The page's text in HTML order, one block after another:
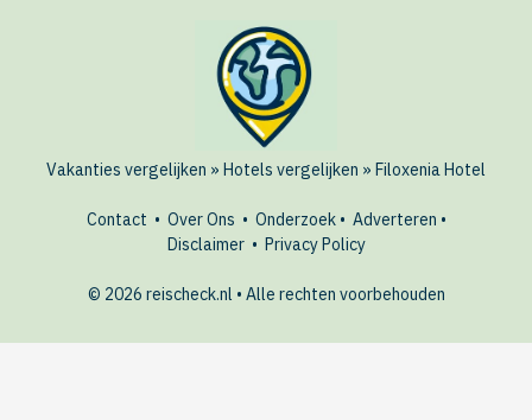
Vakanties vergelijken » Hotels vergelijken » Filoxenia Hotel
Contact • Over Ons • Onderzoek• Adverteren •
Disclaimer• Privacy Policy
© 2026 reischeck.nl • Alle rechten voorbehouden